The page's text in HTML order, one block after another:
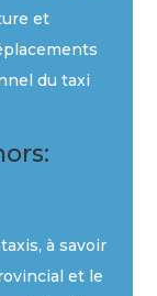
et
du taxi
à savoir
et le